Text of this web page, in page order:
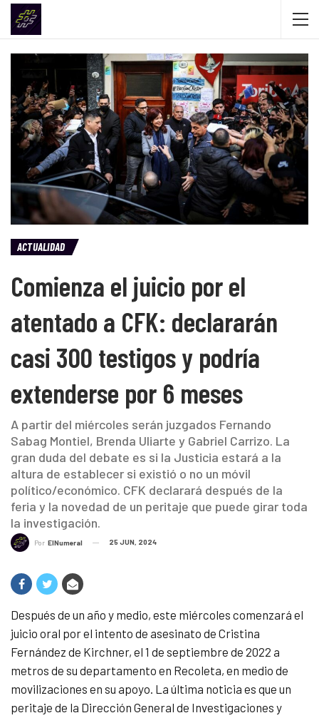
ACTUALIDAD
Comienza el juicio por el
atentado a CFK: declararán
casi 300 testigos y podría
extenderse por 6 meses
A partir del miércoles serán juzgados Fernando
Sabag Montiel, Brenda Uliarte y Gabriel Carrizo. La
gran duda del debate es si la Justicia estará a la
altura de establecer si existió o no un móvil
político/económico. CFK declarará después de la
feria y la novedad de un peritaje que puede girar toda
la investigación.
Por ElNumeral 25 JUN, 2024
Después de un año y medio, este miércoles comenzará el
juicio oral por el intento de asesinato de Cristina
Fernández de Kirchner, el 1 de septiembre de 2022 a
metros de su departamento en Recoleta, en medio de
movilizaciones en su apoyo. La última noticia es que un
peritaje de la Dirección General de Investigaciones y